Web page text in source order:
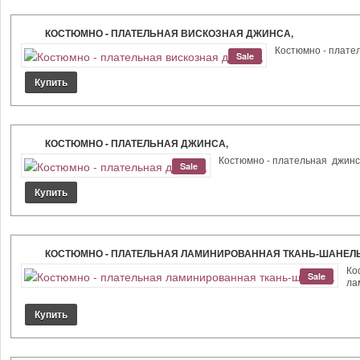
КОСТЮМНО - ПЛАТЕЛЬНАЯ ВИСКОЗНАЯ ДЖИНСА,
Sale Костюмно -
КОСТЮМНО - ПЛАТЕЛЬНАЯ ДЖИНСА,
Sale Костюмно - плательная
КОСТЮМНО - ПЛАТЕЛЬНАЯ ЛАМИНИРОВАННАЯ ТКАНЬ-
Sale